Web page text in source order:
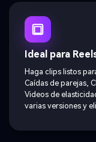
Ideal para
Haga clips listos
Caídas de parejas,
Videos de
varias versiones y